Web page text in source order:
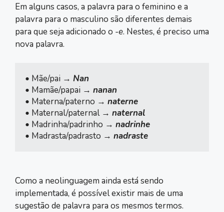
Em alguns casos, a palavra para o feminino e a
palavra para o masculino são diferentes demais
para que seja adicionado o -e. Nestes, é preciso uma
nova palavra.
• Mãe/pai → Nan
• Mamãe/papai → nanan
• Materna/paterno → naterne
• Maternal/paternal → naternal
• Madrinha/padrinho → nadrinhe
• Madrasta/padrasto → nadraste
Como a neolinguagem ainda está sendo
implementada, é possível existir mais de uma
sugestão de palavra para os mesmos termos.